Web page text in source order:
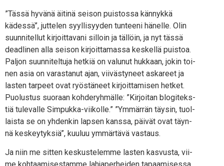
”Täs­sä hyvä­nä äiti­nä sei­son puis­tos­sa kän­nyk­kä
kädes­sä”, jut­te­len syyl­li­syy­den tun­tee­ni hänel­le. Olin
suun­ni­tel­lut kir­joit­ta­va­ni sil­loin ja täl­löin, ja nyt täs­sä
dead­li­nen alla sei­son kir­joit­ta­mas­sa kes­kel­lä puis­toa.
Pal­jon suun­ni­tel­tu­ja het­kiä on valu­nut huk­kaan, jokin toi­
nen asia on varas­ta­nut ajan, vii­väs­ty­neet aska­reet ja
las­ten tar­peet ovat ryös­tä­neet kir­joit­ta­mi­sen het­ket.
Puo­lus­tus suo­raan koh­de­ryh­mäl­le: ”Kir­joi­tan blo­gi­teks­
tiä tule­val­le Sim­puk­ka-vii­kol­le.” ”Ymmär­rän täy­sin, tuol­
lais­ta se on yhden­kin lap­sen kans­sa, päi­vät ovat täyn­
nä kes­key­tyk­siä”, kuu­luu ymmär­tä­vä vastaus.
Ja niin me sit­ten kes­kus­te­lem­me las­ten kas­vus­ta, vii­